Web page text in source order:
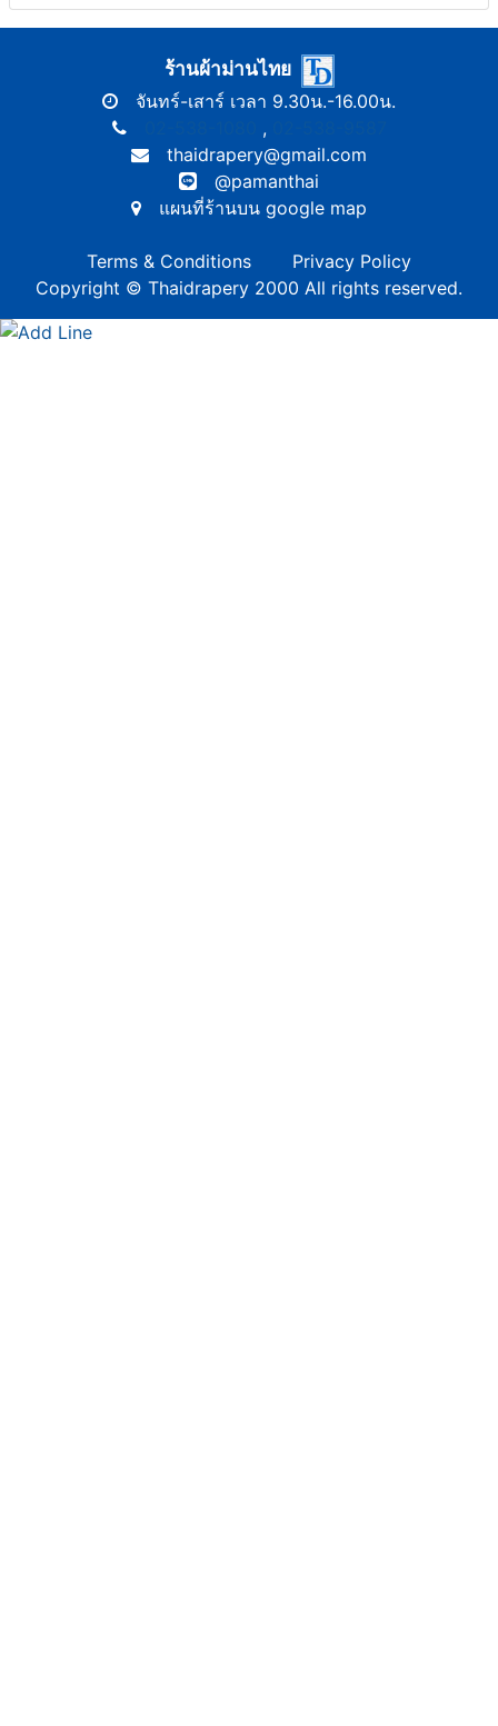
ร้านผ้าม่านไทย
จันทร์-เสาร์ เวลา 9.30น.-16.00น.
,
thaidrapery@gmail.com
@pamanthai
แผนที่ร้านบน google map
Terms & Conditions
Privacy Policy
Copyright © Thaidrapery 2000 All rights reserved.